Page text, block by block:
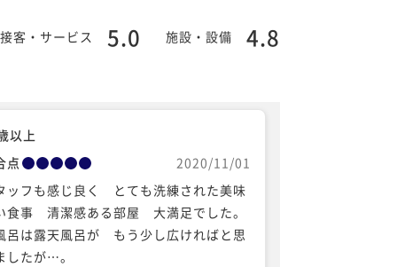
接客・サービス 5.0 施設・設備 4.8
以上
点
2020/11/01
ッフも感じ良く とても洗練された美味
食事 清潔感ある部屋 大満足でした。
呂は露天風呂が もう少し広ければと思
したが…。